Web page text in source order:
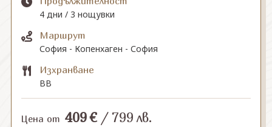
4 дни / 3 нощувки
Маршрут
София - Копенхаген - София
Изхранване
BB
Цена от 409€/ 799 лв.